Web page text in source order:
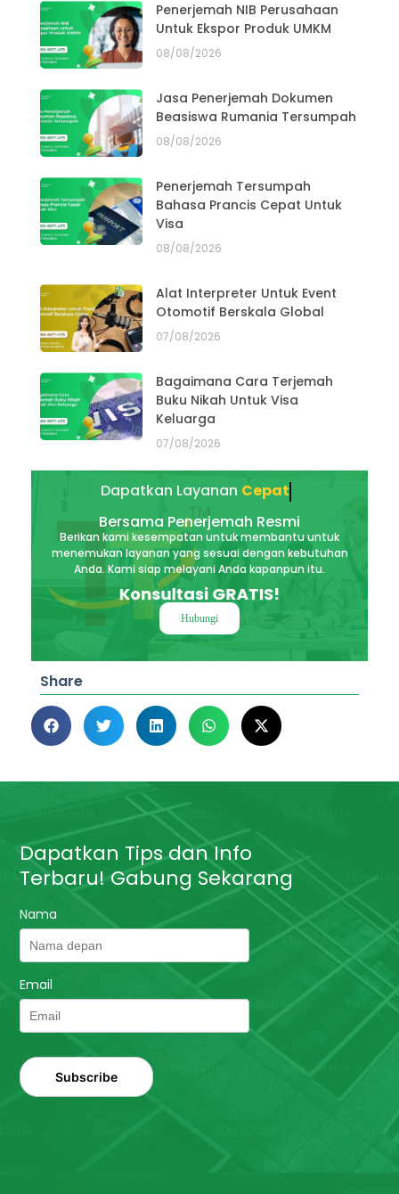
Penerjemah NIB Perusahaan
Untuk Ekspor Produk UMKM
08/08/2026
Jasa Penerjemah Dokumen
Beasiswa Rumania Tersumpah
08/08/2026
Penerjemah Tersumpah
Bahasa Prancis Cepat Untuk
Visa
08/08/2026
Alat Interpreter Untuk Event
Otomotif Berskala Global
07/08/2026
Bagaimana Cara Terjemah
Buku Nikah Untuk Visa
Keluarga
07/08/2026
Dapatkan LayananAkurat
Bersama Penerjemah Resmi
Berikan kami kesempatan untuk membantu untuk
menemukan layanan yang sesuai dengan kebutuhan
Anda. Kami siap melayani Anda kapanpun itu.
Konsultasi GRATIS!
Hubungi
Share
Dapatkan Tips dan Info
Terbaru! Gabung Sekarang
Nama
Email
Subscribe